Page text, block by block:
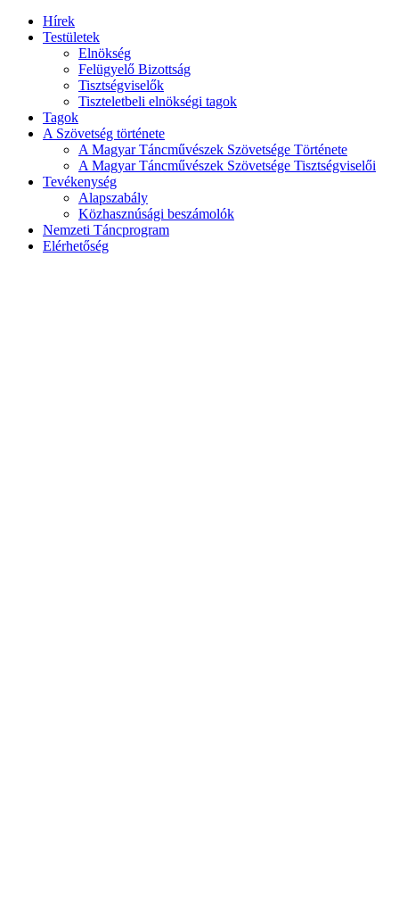
Hírek
Testületek
Elnökség
Felügyelő Bizottság
Tisztségviselők
Tiszteletbeli elnökségi tagok
Tagok
A Szövetség története
A Magyar Táncművészek Szövetsége Története
A Magyar Táncművészek Szövetsége Tisztségviselői
Tevékenység
Alapszabály
Közhasznúsági beszámolók
Nemzeti Táncprogram
Elérhetőség